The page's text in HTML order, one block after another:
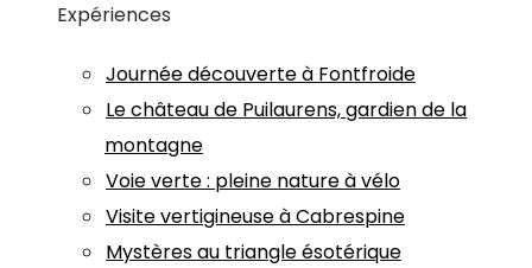
Expériences
Journée découverte à Fontfroide
Le château de Puilaurens, gardien de la
montagne
Voie verte : pleine nature à vélo
Visite vertigineuse à Cabrespine
Mystères au triangle ésotérique